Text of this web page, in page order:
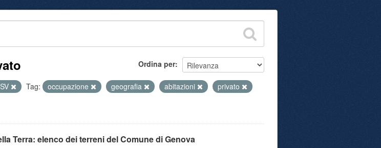
Ordina per
Tag: occupazione geografia abitazioni
privato
Terra: elenco dei terreni del Comune di Genova